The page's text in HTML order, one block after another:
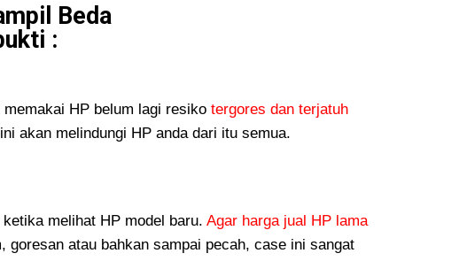
Beda
:
HP belum lagi resiko tergores dan terjatuh
akan melindungi HP anda dari itu semua.
melihat HP model baru. Agar harga jual HP lama
goresan atau bahkan sampai pecah, case ini sangat